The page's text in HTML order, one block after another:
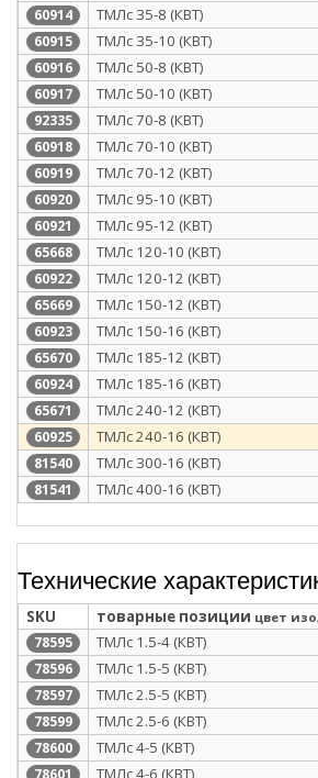
60914 ТМЛс 35-8 (КВТ)
60915 ТМЛс 35-10 (КВТ)
60916 ТМЛс 50-8 (КВТ)
60917 ТМЛс 50-10 (КВТ)
92335 ТМЛс 70-8 (КВТ)
60918 ТМЛс 70-10 (КВТ)
60919 ТМЛс 70-12 (КВТ)
60920 ТМЛс 95-10 (КВТ)
60921 ТМЛс 95-12 (КВТ)
65668 ТМЛс 120-10 (КВТ)
60922 ТМЛс 120-12 (КВТ)
65669 ТМЛс 150-12 (КВТ)
60923 ТМЛс 150-16 (КВТ)
65670 ТМЛс 185-12 (КВТ)
60924 ТМЛс 185-16 (КВТ)
65671 ТМЛс 240-12 (КВТ)
60925 ТМЛс 240-16 (КВТ)
81540 ТМЛс 300-16 (КВТ)
81541 ТМЛс 400-16 (КВТ)
Технические
SKU товарные позиции цвет
78595 ТМЛс 1.5-4 (КВТ)
78596 ТМЛс 1.5-5 (КВТ)
78597 ТМЛс 2.5-5 (КВТ)
78599 ТМЛс 2.5-6 (КВТ)
78600 ТМЛс 4-5 (КВТ)
ТМЛс 4-6 (КВТ)